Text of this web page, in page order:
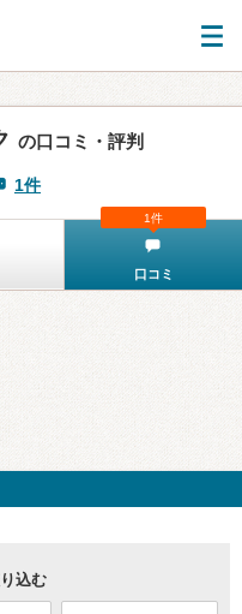
の口コミ・評判
1件
口コミ
1件
込む